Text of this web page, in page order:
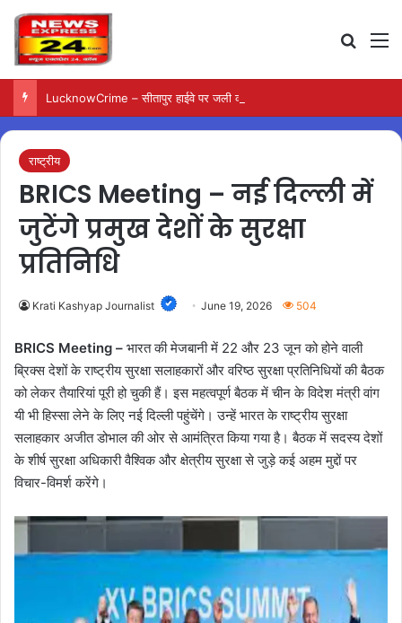
LucknowCrime – सीतापुर हाईवे पर जली कार से मिला युवक का शव
राष्ट्रीय
BRICS Meeting – नई दिल्ली में
जुटेंगे प्रमुख देशों के सुरक्षा
प्रतिनिधि
Krati Kashyap Journalist June 19, 2026 504
BRICS Meeting – भारत की मेजबानी में 22 और 23 जून को होने वाली
ब्रिक्स देशों के राष्ट्रीय सुरक्षा सलाहकारों और वरिष्ठ सुरक्षा प्रतिनिधियों की बैठक
को लेकर तैयारियां पूरी हो चुकी हैं। इस महत्वपूर्ण बैठक में चीन के विदेश मंत्री वांग
यी भी हिस्सा लेने के लिए नई दिल्ली पहुंचेंगे। उन्हें भारत के राष्ट्रीय सुरक्षा
सलाहकार अजीत डोभाल की ओर से आमंत्रित किया गया है। बैठक में सदस्य देशों
के शीर्ष सुरक्षा अधिकारी वैश्विक और क्षेत्रीय सुरक्षा से जुड़े कई अहम मुद्दों पर
विचार-विमर्श करेंगे।